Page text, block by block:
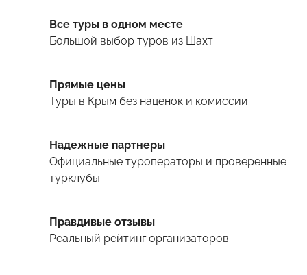
Все туры в одном месте
Большой выбор туров из Шахт
Прямые цены
Туры в Крым без наценок и комиссии
Надежные партнеры
Официальные туроператоры и проверенные
турклубы
Правдивые отзывы
Реальный рейтинг организаторов